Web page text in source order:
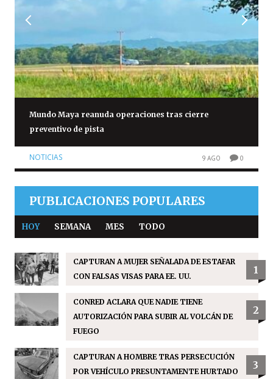
Mundo Maya reanuda operaciones tras cierre
preventivo de pista
NOTICIAS 9 AGO 0
PUBLICACIONES POPULARES
HOY SEMANA MES TODO
CAPTURAN A MUJER SEÑALADA DE ESTAFAR
CON FALSAS VISAS PARA EE. UU.
1
CONRED ACLARA QUE NADIE TIENE
AUTORIZACIÓN PARA SUBIR AL VOLCÁN DE
FUEGO
2
CAPTURAN A HOMBRE TRAS PERSECUCIÓN
POR VEHÍCULO PRESUNTAMENTE HURTADO
3